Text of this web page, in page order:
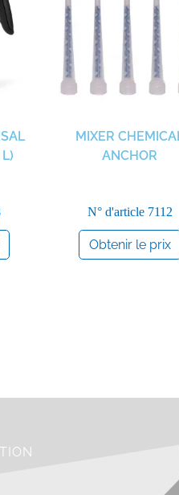
MIXER
ANCHOR
N° d'article 7112
Obtenir le prix